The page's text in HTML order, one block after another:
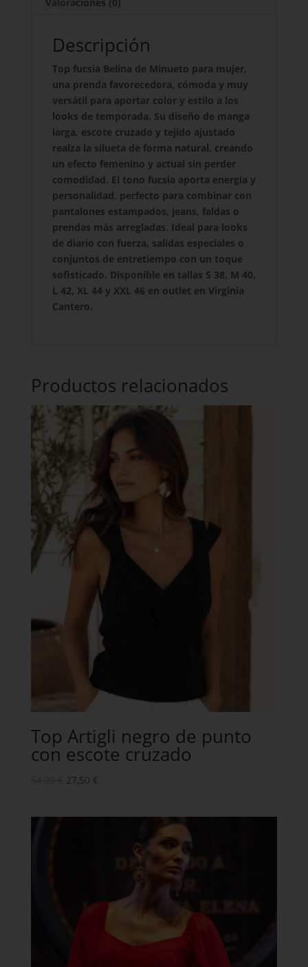
Descripción
Top fucsia Belina de Minueto para mujer,
una prenda favorecedora, cómoda y muy
versátil para aportar color y estilo a los
looks de temporada. Su diseño de manga
larga, escote cruzado y tejido ajustado
realza la silueta de forma natural, creando
un efecto femenino y actual sin perder
comodidad. El tono fucsia aporta energía y
personalidad, perfecto para combinar con
pantalones estampados, jeans, faldas o
prendas más arregladas. Ideal para looks
de diario con fuerza, salidas especiales o
conjuntos de entretiempo con un toque
sofisticado. Disponible en tallas S 38, M 40,
L 42, XL 44 y XXL 46 en outlet en Virginia
Cantero.
Productos relacionados
Top Artigli negro de punto
con escote cruzado
27,50 €